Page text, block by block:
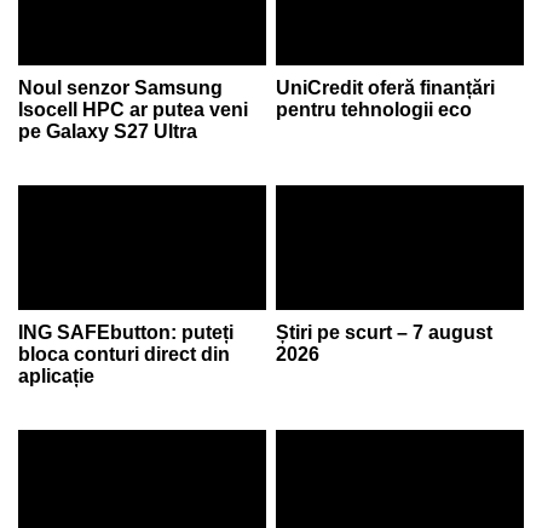
Noul senzor Samsung
Isocell HPC ar putea veni
pe Galaxy S27 Ultra
UniCredit oferă finanțări
pentru tehnologii eco
ING SAFEbutton: puteți
bloca conturi direct din
aplicație
Știri pe scurt – 7 august
2026